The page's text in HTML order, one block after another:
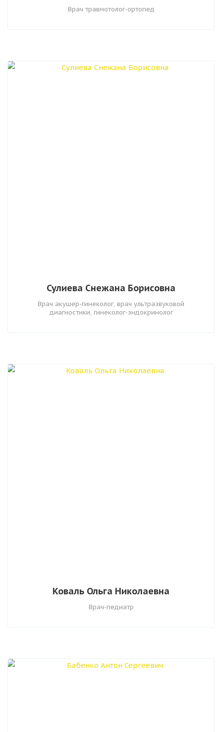
Врач травмотолог-ортопед
Сулиева Снежана Борисовна
Врач акушер-гинеколог, врач ультразвуковой
диагностики, гинеколог-эндокринолог
Коваль Ольга Николаевна
Врач-педиатр